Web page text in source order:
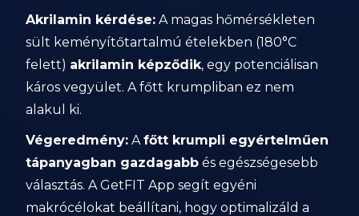
Akrilamin kérdése: A magas hőmérsékleten
sült keményítőtartalmú ételekben (180°C
felett) akrilamin képződik, egy potenciálisan
káros vegyület. A főtt krumpliban ez nem
alakul ki.
Végeredmény: Afőtt krumpli egyértelműen
tápanyagban gazdagabb és egészségesebb
választás. A GetFIT App segít egyéni
makrócélokat beállítani, hogy optimalizáld a